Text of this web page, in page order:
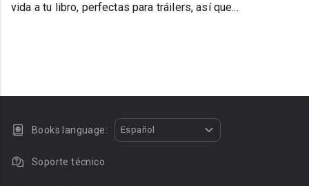
vida a tu libro, perfectas para tráilers, así que...
Books language: Español
Soporte técnico